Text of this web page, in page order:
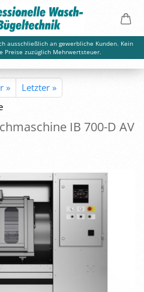
ausschließlich an gewerbliche Kunden. Kein
Preise zuzüglich Mehrwertsteuer.
»
Letzter »
IB 700-D AV